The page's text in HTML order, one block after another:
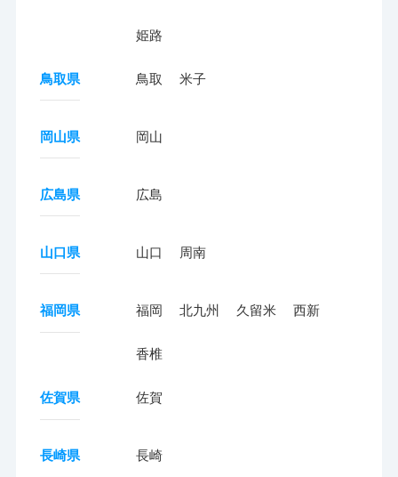
姫路
鳥取県 鳥取 米子
岡山県 岡山
広島県 広島
山口県 山口 周南
福岡県 福岡 北九州 久留米 西新
香椎
佐賀県 佐賀
長崎県 長崎